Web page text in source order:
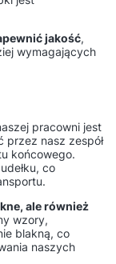
sznurówki
do butów
lepsze od
wymieniać
wkładki?
jakość,
wymagających
pracowni jest
przez nasz zespół
końcowego.
co
ale również
wzory,
blakną, co
naszych